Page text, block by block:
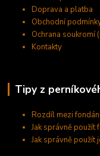
Doprava a platba
Obchodní
Ochrana soukromí
Kontakty
Tipy z
Rozdíl mezi
Jak správně použít
Jak správně použít